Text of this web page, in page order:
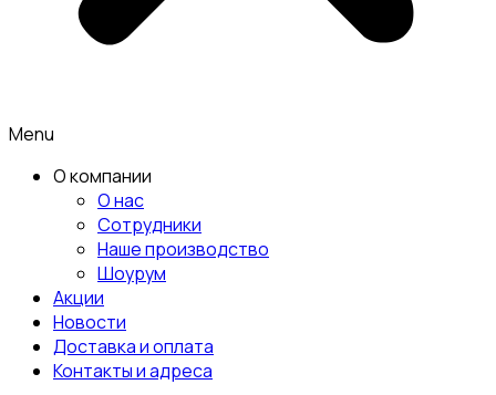
Menu
О компании
О нас
Сотрудники
Наше производство
Шоурум
Акции
Новости
Доставка и оплата
Контакты и адреса